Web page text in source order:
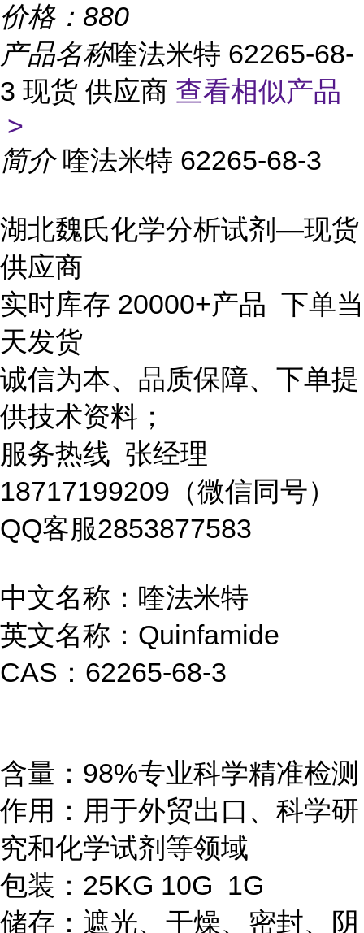
价格： 880
产品名称喹法米特 62265-68-
3 现货 供应商 查看相似产品
>
简介 喹法米特 62265-68-3
湖北魏氏化学分析试剂—现货
供应商
实时库存 20000+产品 下单当
天发货
诚信为本、品质保障、下单提
供技术资料；
服务热线 张经理
18717199209（微信同号）
QQ客服2853877583
中文名称：喹法米特
英文名称：Quinfamide
CAS：62265-68-3
含量：98%专业科学精准检测
作用：用于外贸出口、科学研
究和化学试剂等领域
包装：25KG 10G 1G
储存：遮光、干燥、密封、阴